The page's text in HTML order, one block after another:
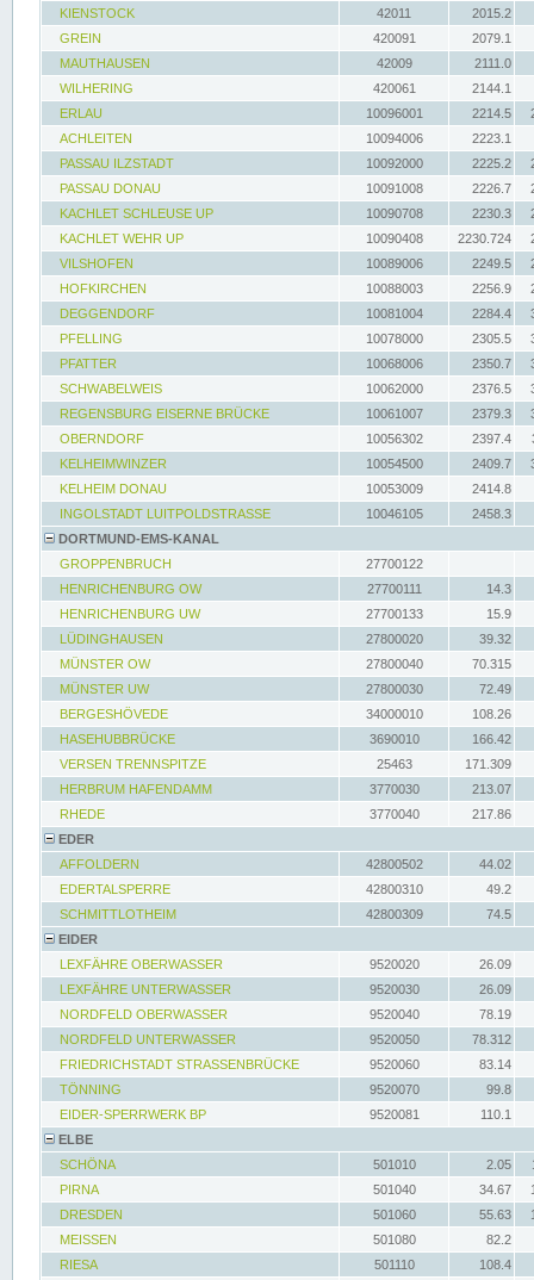
KIENSTOCK
42011
2015.2
GREIN
420091
2079.1
MAUTHAUSEN
42009
2111.0
WILHERING
420061
2144.1
ERLAU
10096001 2214.5
ACHLEITEN
10094006
2223.1
PASSAU ILZSTADT
10092000 2225.2
PASSAU DONAU
10091008 2226.7
KACHLET SCHLEUSE UP
10090708 2230.3
KACHLET WEHR UP
10090408 2230.724
VILSHOFEN
10089006 2249.5
HOFKIRCHEN
10088003 2256.9
DEGGENDORF
10081004 2284.4
PFELLING
10078000 2305.5
PFATTER
10068006 2350.7
SCHWABELWEIS
10062000 2376.5
REGENSBURG EISERNE BRÜCKE
10061007 2379.3
OBERNDORF
10056302 2397.4
KELHEIMWINZER
10054500 2409.7
KELHEIM DONAU
10053009
2414.8
INGOLSTADT LUITPOLDSTRASSE
10046105
2458.3
DORTMUND-EMS-KANAL
GROPPENBRUCH
27700122
HENRICHENBURG OW
27700111
14.3
HENRICHENBURG UW
27700133
15.9
LÜDINGHAUSEN
27800020
39.32
MÜNSTER OW
27800040
70.315
MÜNSTER UW
27800030
72.49
BERGESHÖVEDE
34000010
108.26
HASEHUBBRÜCKE
3690010
166.42
VERSEN TRENNSPITZE
25463
171.309
HERBRUM HAFENDAMM
3770030
213.07
RHEDE
3770040
217.86
EDER
AFFOLDERN
42800502
44.02
EDERTALSPERRE
42800310
49.2
SCHMITTLOTHEIM
42800309
74.5
EIDER
LEXFÄHRE OBERWASSER
9520020
26.09
LEXFÄHRE UNTERWASSER
9520030
26.09
NORDFELD OBERWASSER
9520040
78.19
NORDFELD UNTERWASSER
9520050
78.312
FRIEDRICHSTADT STRASSENBRÜCKE
9520060
83.14
TÖNNING
9520070
99.8
EIDER-SPERRWERK BP
9520081
110.1
ELBE
SCHÖNA
501010 2.05
PIRNA
501040 34.67
DRESDEN
501060 55.63
MEISSEN
501080
82.2
RIESA
501110
108.4